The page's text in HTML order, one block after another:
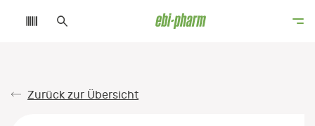
Zurück zur Übersicht